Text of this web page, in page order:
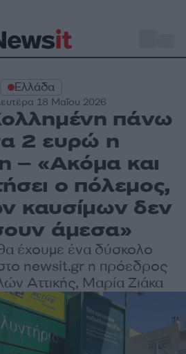
Ελλάδα
18 Μαΐου 2026
πάνω
2 ευρώ η
– «Ακόμα και
ο πόλεμος,
καυσίμων δεν
άμεσα»
έχουμε ένα δύσκολο
στο newsit.gr η πρόεδρος
Αττικής, Μαρία Ζιάκα